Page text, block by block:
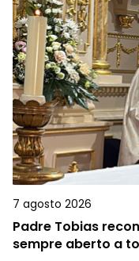
7 agosto 2026
Padre Tobias
sempre aberto a